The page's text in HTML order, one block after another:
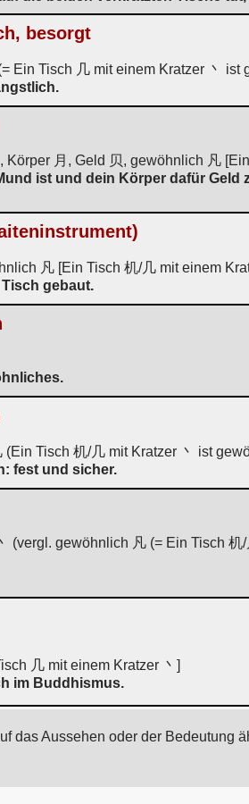
besorgt
Ein Tisch 几 mit einem Kratzer 丶 ist
月, Geld 贝, gewöhnlich 凡
ist und dein Körper dafür Geld
凡 [Ein Tisch 机/几 mit einem
gebaut.
Tisch 机/几 mit Kratzer 丶 ist
fest und sicher.
(vergl. gewöhnlich 凡 (= Ein Tisch
几 mit einem Kratzer 丶]
im Buddhismus.
das Aussehen oder der Bedeutung